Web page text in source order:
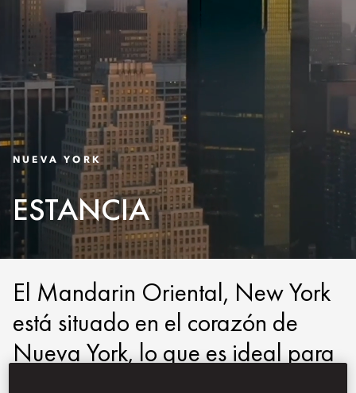
NUEVA YORK
ESTANCIA
El Mandarin Oriental, New York
está situado en el corazón de
Nueva York, lo que es ideal para